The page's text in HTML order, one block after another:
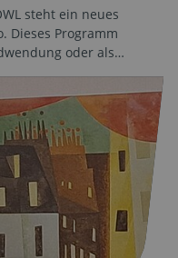
steht ein neues
Dieses Programm
oder als…